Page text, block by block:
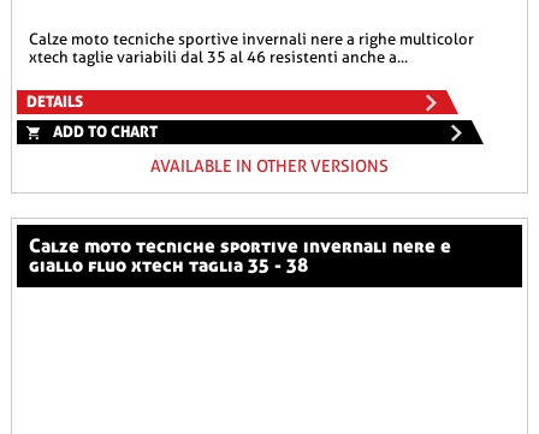
calze moto tecniche sportive invernali nere a righe multicolor
xtech taglie variabili dal 35 al 46 resistenti anche a...
DETAILS
ADD TO CHART
AVAILABLE IN OTHER VERSIONS
calze moto tecniche sportive invernali nere e
giallo fluo xtech taglia 35 - 38